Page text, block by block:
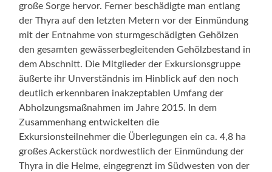
große Sorge hervor. Ferner beschädigte man entlang
der Thyra auf den letzten Metern vor der Einmündung
mit der Entnahme von sturmgeschädigten Gehölzen
den gesamten gewässerbegleitenden Gehölzbestand in
dem Abschnitt. Die Mitglieder der Exkursionsgruppe
äußerte ihr Unverständnis im Hinblick auf den noch
deutlich erkennbaren inakzeptablen Umfang der
Abholzungsmaßnahmen im Jahre 2015. In dem
Zusammenhang entwickelten die
Exkursionsteilnehmer die Überlegungen ein ca. 4,8 ha
großes Ackerstück nordwestlich der Einmündung der
Thyra in die Helme, eingegrenzt im Südwesten von der